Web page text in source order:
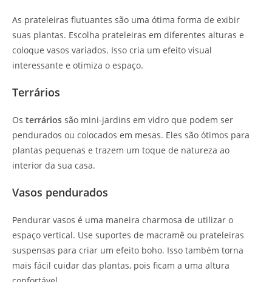
As prateleiras flutuantes são uma ótima forma de exibir
suas plantas. Escolha prateleiras em diferentes alturas e
coloque vasos variados. Isso cria um efeito visual
interessante e otimiza o espaço.
Terrários
Os terrários são mini-jardins em vidro que podem ser
pendurados ou colocados em mesas. Eles são ótimos para
plantas pequenas e trazem um toque de natureza ao
interior da sua casa.
Vasos pendurados
Pendurar vasos é uma maneira charmosa de utilizar o
espaço vertical. Use suportes de macramê ou prateleiras
suspensas para criar um efeito boho. Isso também torna
mais fácil cuidar das plantas, pois ficam a uma altura